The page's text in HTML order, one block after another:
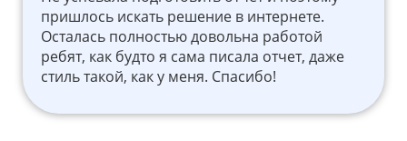
пришлось искать решение в интернете.
Осталась полностью довольна работой
ребят, как будто я сама писала отчет, даже
стиль такой, как у меня. Спасибо!